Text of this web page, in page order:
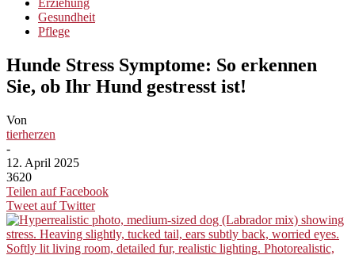
Gesundheit
Pflege
Hunde Stress Symptome: So erkennen
Sie, ob Ihr Hund gestresst ist!
Von
tierherzen
-
12. April 2025
3620
Teilen auf Facebook
Tweet auf Twitter